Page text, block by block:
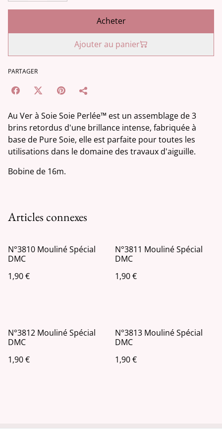
Acheter
Ajouter au panier
PARTAGER
Au Ver à Soie Soie Perlée™ est un assemblage de 3
brins retordus d'une brillance intense, fabriquée à
base de Pure Soie, elle est parfaite pour toutes les
utilisations dans le domaine des travaux d'aiguille.
Bobine de 16m.
Articles connexes
N°3810 Mouliné Spécial
DMC
1,90 €
N°3811 Mouliné Spécial
DMC
1,90 €
N°3812 Mouliné Spécial
DMC
1,90 €
N°3813 Mouliné Spécial
DMC
1,90 €